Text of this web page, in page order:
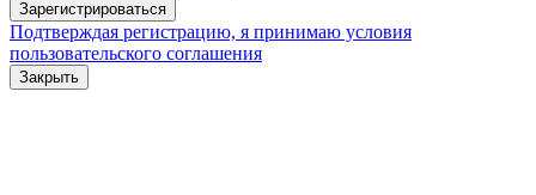
Зарегистрироваться
Подтверждая регистрацию, я принимаю условия
пользовательского соглашения
Закрыть